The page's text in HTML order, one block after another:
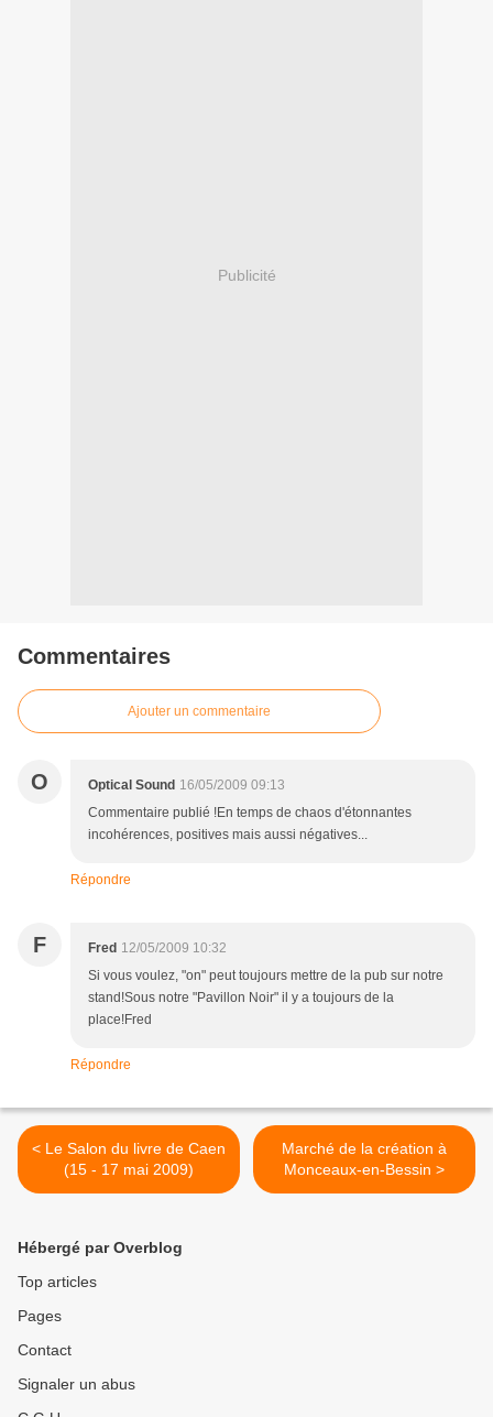
Publicité
Commentaires
Ajouter un commentaire
O Optical Sound 16/05/2009 09:13
Commentaire publié !En temps de chaos d'étonnantes
incohérences, positives mais aussi négatives...
Répondre
F Fred 12/05/2009 10:32
Si vous voulez, "on" peut toujours mettre de la pub sur notre
stand!Sous notre "Pavillon Noir" il y a toujours de la
place!Fred
Répondre
< Le Salon du livre de Caen
(15 - 17 mai 2009)
Marché de la création à
Monceaux-en-Bessin >
Hébergé par Overblog
Top articles
Pages
Contact
Signaler un abus